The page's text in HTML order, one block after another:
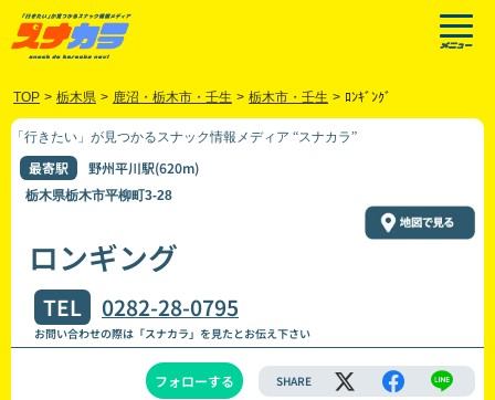
TOP > 栃木県 > 鹿沼・栃木市・壬生 > 栃木市・壬生 > ﾛﾝｷﾞﾝｸﾞ
「行きたい」が見つかるスナック情報メディア “スナカラ”
最寄駅 野州平川駅(620m)
栃木県栃木市平柳町3-28
ロンギング
TEL 0282-28-0795
お問い合わせの際は「スナカラ」を見たとお伝え下さい
フォローする SHARE